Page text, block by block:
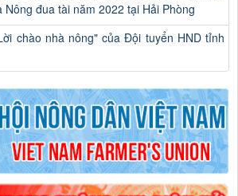
Nông đua tài năm 2022 tại Hải Phòng
chào nhà nông" của Đội tuyển HND tỉnh